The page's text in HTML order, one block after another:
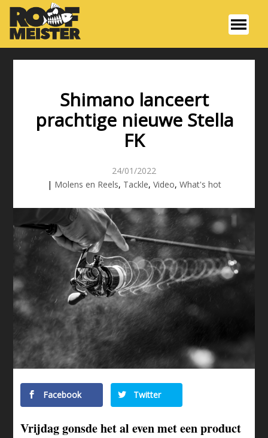
Shimano lanceert
prachtige nieuwe Stella
FK
24/01/2022
| Molens en Reels, Tackle, Video, What's hot
Facebook Twitter
Vrijdag gonsde het al even met een product